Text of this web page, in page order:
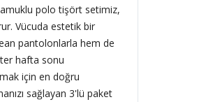
polo tişört setimiz,
Vücuda estetik bir
pantolonlarla hem de
hafta sonu
için en doğru
sağlayan 3'lü paket